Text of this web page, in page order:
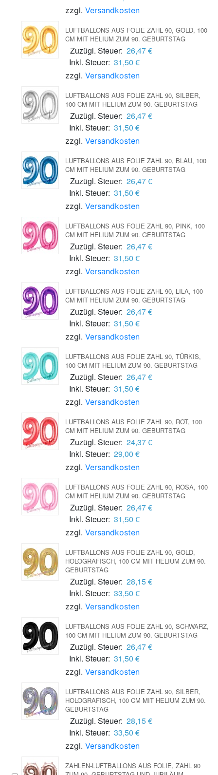
zzgl. Versandkosten
LUFTBALLONS AUS FOLIE ZAHL 90, GOLD, 100
CM MIT HELIUM ZUM 90. GEBURTSTAG
Zuzügl. Steuer: 26,47 €
Inkl. Steuer: 31,50 €
zzgl. Versandkosten
LUFTBALLONS AUS FOLIE ZAHL 90, SILBER,
100 CM MIT HELIUM ZUM 90. GEBURTSTAG
Zuzügl. Steuer: 26,47 €
Inkl. Steuer: 31,50 €
zzgl. Versandkosten
LUFTBALLONS AUS FOLIE ZAHL 90, BLAU, 100
CM MIT HELIUM ZUM 90. GEBURTSTAG
Zuzügl. Steuer: 26,47 €
Inkl. Steuer: 31,50 €
zzgl. Versandkosten
LUFTBALLONS AUS FOLIE ZAHL 90, PINK, 100
CM MIT HELIUM ZUM 90. GEBURTSTAG
Zuzügl. Steuer: 26,47 €
Inkl. Steuer: 31,50 €
zzgl. Versandkosten
LUFTBALLONS AUS FOLIE ZAHL 90, LILA, 100
CM MIT HELIUM ZUM 90. GEBURTSTAG
Zuzügl. Steuer: 26,47 €
Inkl. Steuer: 31,50 €
zzgl. Versandkosten
LUFTBALLONS AUS FOLIE ZAHL 90, TÜRKIS,
100 CM MIT HELIUM ZUM 90. GEBURTSTAG
Zuzügl. Steuer: 26,47 €
Inkl. Steuer: 31,50 €
zzgl. Versandkosten
LUFTBALLONS AUS FOLIE ZAHL 90, ROT, 100
CM MIT HELIUM ZUM 90. GEBURTSTAG
Zuzügl. Steuer: 24,37 €
Inkl. Steuer: 29,00 €
zzgl. Versandkosten
LUFTBALLONS AUS FOLIE ZAHL 90, ROSA, 100
CM MIT HELIUM ZUM 90. GEBURTSTAG
Zuzügl. Steuer: 26,47 €
Inkl. Steuer: 31,50 €
zzgl. Versandkosten
LUFTBALLONS AUS FOLIE ZAHL 90, GOLD,
HOLOGRAFISCH, 100 CM MIT HELIUM ZUM 90.
GEBURTSTAG
Zuzügl. Steuer: 28,15 €
Inkl. Steuer: 33,50 €
zzgl. Versandkosten
LUFTBALLONS AUS FOLIE ZAHL 90, SCHWARZ,
100 CM MIT HELIUM ZUM 90. GEBURTSTAG
Zuzügl. Steuer: 26,47 €
Inkl. Steuer: 31,50 €
zzgl. Versandkosten
LUFTBALLONS AUS FOLIE ZAHL 90, SILBER,
HOLOGRAFISCH, 100 CM MIT HELIUM ZUM 90.
GEBURTSTAG
Zuzügl. Steuer: 28,15 €
Inkl. Steuer: 33,50 €
zzgl. Versandkosten
ZAHLEN-LUFTBALLONS AUS FOLIE, ZAHL 90